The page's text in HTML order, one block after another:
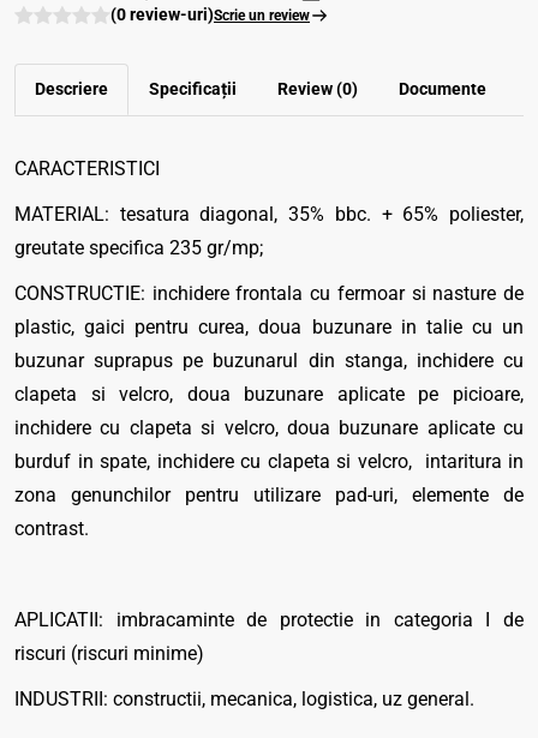
(0 review-uri)Scrie un review
Descriere Specificații Review (0) Documente
CARACTERISTICI
MATERIAL: tesatura diagonal, 35% bbc. + 65% poliester,
greutate specifica 235 gr/mp;
CONSTRUCTIE: inchidere frontala cu fermoar si nasture de
plastic, gaici pentru curea, doua buzunare in talie cu un
buzunar suprapus pe buzunarul din stanga, inchidere cu
clapeta si velcro, doua buzunare aplicate pe picioare,
inchidere cu clapeta si velcro, doua buzunare aplicate cu
burduf in spate, inchidere cu clapeta si velcro, intaritura in
zona genunchilor pentru utilizare pad-uri, elemente de
contrast.
APLICATII: imbracaminte de protectie in categoria I de
riscuri (riscuri minime)
INDUSTRII: constructii, mecanica, logistica, uz general.